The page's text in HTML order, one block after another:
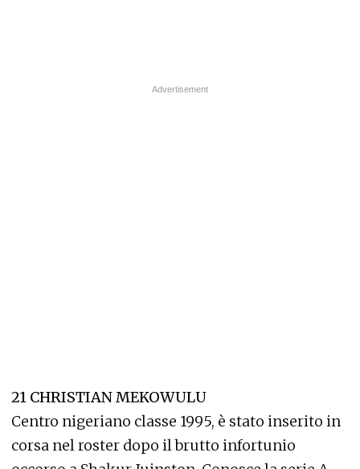
21 CHRISTIAN MEKOWULU
Centro nigeriano classe 1995, è stato inserito in
corsa nel roster dopo il brutto infortunio